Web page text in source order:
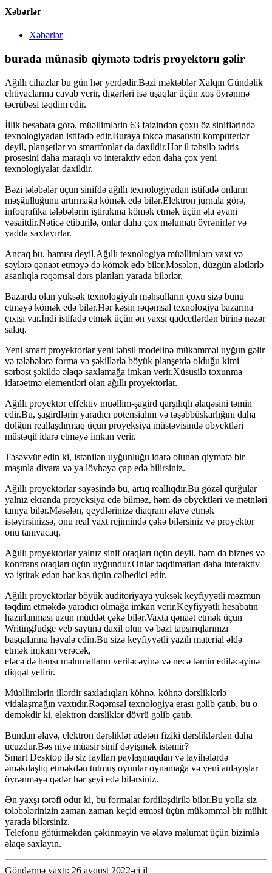
Xəbərlər
Xəbərlər
burada münasib qiymətə tədris proyektoru gəlir
Ağıllı cihazlar bu gün hər yerdədir.Bəzi məktəblər Xalqın Gündəlik
ehtiyaclarına cavab verir, digərləri isə uşaqlar üçün xoş öyrənmə
təcrübəsi təqdim edir.
İllik hesabata görə, müəllimlərin 63 faizindən çoxu öz siniflərində
texnologiyadan istifadə edir.Buraya təkcə masaüstü kompüterlər
deyil, planşetlər və smartfonlar da daxildir.Hər il təhsilə tədris
prosesini daha maraqlı və interaktiv edən daha çox yeni
texnologiyalar daxildir.
Bəzi tələbələr üçün sinifdə ağıllı texnologiyadan istifadə onların
məşğulluğunu artırmağa kömək edə bilər.Elektron jurnala görə,
infoqrafika tələbələrin iştirakına kömək etmək üçün əla əyani
vəsaitdir.Nəticə etibarilə, onlar daha çox məlumatı öyrənirlər və
yadda saxlayırlar.
Ancaq bu, hamısı deyil.Ağıllı texnologiya müəllimlərə vaxt və
səylərə qənaət etməyə də kömək edə bilər.Məsələn, düzgün alətlərlə
asanlıqla rəqəmsal dərs planları yarada bilərlər.
Bazarda olan yüksək texnologiyalı məhsulların çoxu sizə bunu
etməyə kömək edə bilər.Hər kəsin rəqəmsal texnologiya bazarına
çıxışı var.İndi istifadə etmək üçün ən yaxşı qadcetlərdən birinə nəzər
salaq.
Yeni smart proyektorlar yeni təhsil modelinə mükəmməl uyğun gəlir
və tələbələrə forma və şəkillərlə böyük planşetdə olduğu kimi
sərbəst şəkildə əlaqə saxlamağa imkan verir.Xüsusilə toxunma
idarəetmə elementləri olan ağıllı proyektorlar.
Ağıllı proyektor effektiv müəllim-şagird qarşılıqlı əlaqəsini təmin
edir.Bu, şagirdlərin yaradıcı potensialını və təşəbbüskarlığını daha
dolğun reallaşdırmaq üçün proyeksiya müstəvisində obyektləri
müstəqil idarə etməyə imkan verir.
Təsəvvür edin ki, istənilən uyğunluğu idarə olunan qiymətə bir
maşınla divara və ya lövhəyə çap edə bilirsiniz.
Ağıllı proyektorlar sayəsində bu, artıq reallıqdır.Bu gözəl qurğular
yalnız ekranda proyeksiya edə bilməz, həm də obyektləri və mətnləri
tanıya bilər.Məsələn, qeydlərinizə diaqram əlavə etmək
istəyirsinizsə, onu real vaxt rejimində çəkə bilərsiniz və proyektor
onu tanıyacaq.
Ağıllı proyektorlar yalnız sinif otaqları üçün deyil, həm də biznes və
konfrans otaqları üçün uyğundur.Onlar təqdimatları daha interaktiv
və iştirak edən hər kəs üçün cəlbedici edir.
Ağıllı proyektorlar böyük auditoriyaya yüksək keyfiyyətli məzmun
təqdim etməkdə yaradıcı olmağa imkan verir.Keyfiyyətli hesabatın
hazırlanması uzun müddət çəkə bilər.Vaxta qənaət etmək üçün
WritingJudge veb saytına daxil olun və bəzi tapşırıqlarınızı
başqalarına həvalə edin.Bu sizə keyfiyyətli yazılı material əldə
etmək imkanı verəcək,
eləcə də hansı məlumatların veriləcəyinə və necə təmin ediləcəyinə
diqqət yetirir.
Müəllimlərin illərdir saxladıqları köhnə, köhnə dərsliklərlə
vidalaşmağın vaxtıdır.Rəqəmsal texnologiya erası gəlib çatıb, bu o
deməkdir ki, elektron dərsliklər dövrü gəlib çatıb.
Bundan əlavə, elektron dərsliklər adətən fiziki dərsliklərdən daha
ucuzdur.Bəs niyə müasir sinif dəyişmək istəmir?
Smart Desktop ilə siz faylları paylaşmaqdan və layihələrdə
əməkdaşlıq etməkdən tutmuş oyunlar oynamağa və yeni anlayışlar
öyrənməyə qədər hər şeyi edə bilərsiniz.
Ən yaxşı tərəfi odur ki, bu formalar fərdiləşdirilə bilər.Bu yolla siz
tələbələrinizin zaman-zaman keçid etməsi üçün mükəmməl bir mühit
yarada bilərsiniz.
Telefonu götürməkdən çəkinməyin və əlavə məlumat üçün bizimlə
əlaqə saxlayın.
Göndərmə vaxtı: 26 avqust 2022-ci il